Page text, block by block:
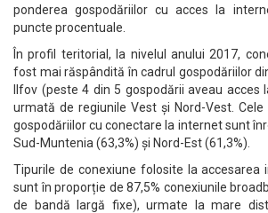
ponderea gospodăriilor cu acces la
puncte procentuale.
În profil teritorial, la nivelul anului 2017,
fost mai răspândită în cadrul gospodăriilor
Ilfov (peste 4 din 5 gospodării aveau acces
urmată de regiunile Vest și Nord-Vest.
gospodăriilor cu conectare la internet sunt
Sud-Muntenia (63,3%) și Nord-Est (61,3%).
Tipurile de conexiune folosite la accesarea
sunt în proporție de 87,5% conexiunile
de bandă largă fixe), urmate la mare